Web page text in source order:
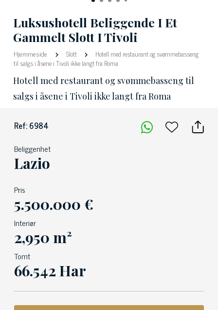
Luksushotell Beliggende I Et
Gammelt Slott I Tivoli
Hjemmeside Slott
Hotell med restaurant og svømmebasseng
til salgs i åsene i Tivoli ikke langt fra Roma
Hotell med restaurant og svømmebasseng til
salgs i åsene i Tivoli ikke langt fra Roma
Ref: 6984
Beliggenhet
Lazio
Pris
5.500.000 €
Interiør
2,950 m²
Tomt
66.542 Har